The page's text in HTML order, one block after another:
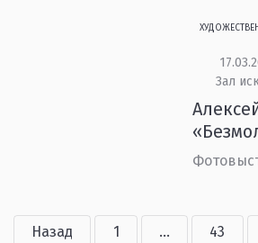
Зал
Назад 1 ... 43